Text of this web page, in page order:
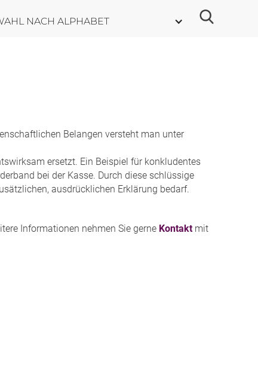
NACH ALPHABET
Belangen versteht man unter
ersetzt. Ein Beispiel für konkludentes
bei der Kasse. Durch diese schlüssige
ausdrücklichen Erklärung bedarf.
Informationen nehmen Sie gerne Kontaktmit